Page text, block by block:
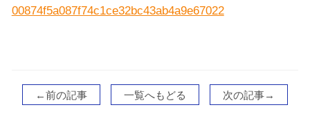
00874f5a087f74c1ce32bc43ab4a9e67022
←前の記事 一覧へもどる 次の記事→